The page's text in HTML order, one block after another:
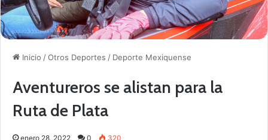
Inicio /Otros Deportes / Deporte Mexiquense
Aventureros se alistan para la
Ruta de Plata
enero 28, 2022 0 320